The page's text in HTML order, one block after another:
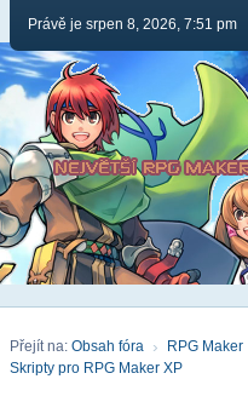
Právě je srpen 8, 2026, 7:51 pm
Přejít na: Obsah fóra RPG Maker
Skripty pro RPG Maker XP